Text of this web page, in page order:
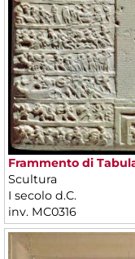
Frammento di
Scultura
I secolo d.C.
inv. MC0316